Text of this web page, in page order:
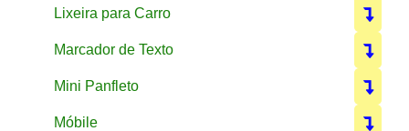
Lixeira para Carro
Marcador de Texto
Mini Panfleto
Móbile